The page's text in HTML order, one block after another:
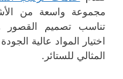
مجموعة واسعة من
تناسب تصميم القصور
اختيار المواد عالية
المثالي للستائر.